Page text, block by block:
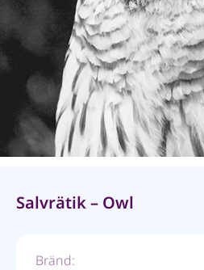
Salvrätik – Owl
Bränd: